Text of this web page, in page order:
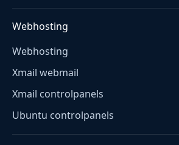
Webhosting
Webhosting
Xmail webmail
Xmail controlpanels
Ubuntu controlpanels